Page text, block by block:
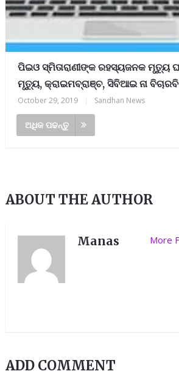
ପିଇଓ ସ୍ମିତାରାଣୀଙ୍କ ରହସ୍ୟଜନକ ମୃତ୍ୟୁ
ମୃତ୍ୟୁ, କ୍ରାଇମବ୍ରାଞ୍ଚ, ସିବିଆଇ ନା
October 29, 2019 Sandhan News
ଅଧିକ ପଢନ୍ତୁ
ABOUT THE AUTHOR
Manas More
ADD COMMENT